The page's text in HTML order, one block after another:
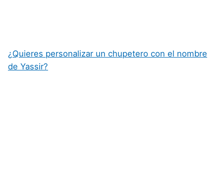
¿Quieres personalizar un chupetero con el nombre
de Yassir?